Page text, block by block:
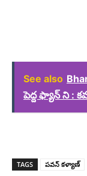
See also
పెద్ద ఫ్యాన్ ని :
TAGS పవన్ కళ్యాణ్